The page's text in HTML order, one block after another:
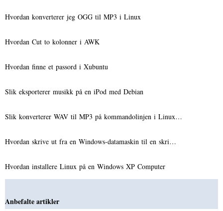
Hvordan konverterer jeg OGG til MP3 i Linux
Hvordan Cut to kolonner i AWK
Hvordan finne et passord i Xubuntu
Slik eksporterer musikk på en iPod med Debian
Slik konverterer WAV til MP3 på kommandolinjen i Linux…
Hvordan skrive ut fra en Windows-datamaskin til en skri…
Hvordan installere Linux på en Windows XP Computer
Anbefalte artikler